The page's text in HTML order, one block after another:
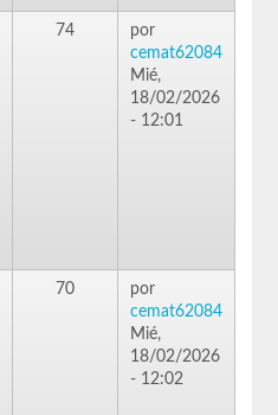
74
por
cemat62084
Mié,
18/02/2026
- 12:01
70
por
cemat62084
Mié,
18/02/2026
- 12:02